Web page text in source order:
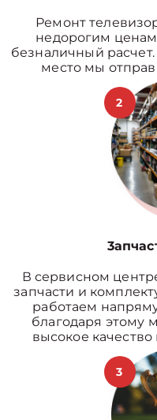
Ремонт
недорогим
безналичный
место мы
2
В сервисном
запчасти и
работаем
благодаря этому
высокое
3